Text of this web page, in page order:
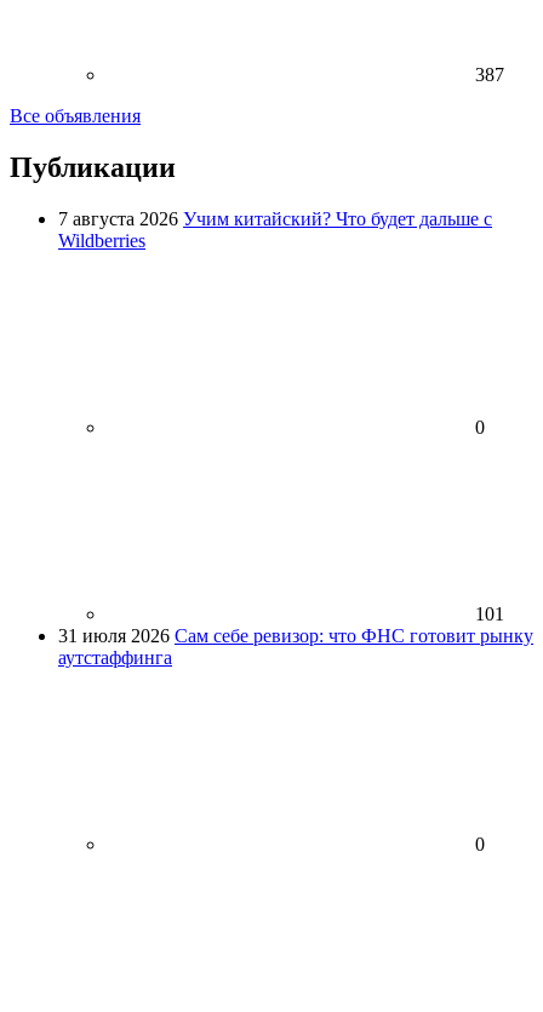
387
Все объявления
Публикации
7 августа 2026 Учим китайский? Что будет дальше с
Wildberries
0
101
31 июля 2026 Сам себе ревизор: что ФНС готовит рынку
аутстаффинга
0